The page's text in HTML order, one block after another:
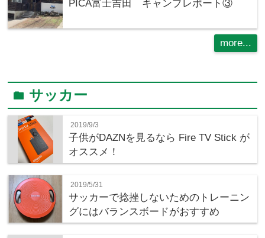
PICA富士吉田 キャンプレポート③
more...
folder サッカー
2019/9/3
子供がDAZNを見るなら Fire TV Stick が
オススメ！
2019/5/31
サッカーで捻挫しないためのトレーニン
グにはバランスボードがおすすめ